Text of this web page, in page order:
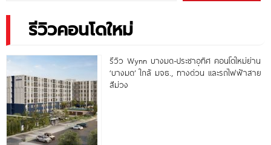
รีวิวคอนโดใหม่
รีวิว Wynn บางมด-ประชาอุทิศ คอนโดใหม่ย่าน
‘บางมด’ ใกล้ มจธ., ทางด่วน และรถไฟฟ้าสาย
สีม่วง